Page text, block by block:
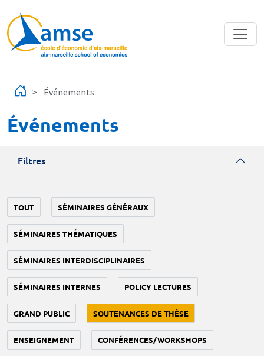
Événements
Événements
Filtres
TOUT SÉMINAIRES GÉNÉRAUX
SÉMINAIRES THÉMATIQUES
SÉMINAIRES INTERDISCIPLINAIRES
SÉMINAIRES INTERNES POLICY LECTURES
GRAND PUBLIC SOUTENANCES DE THÈSE
ENSEIGNEMENT CONFÉRENCES/WORKSHOPS